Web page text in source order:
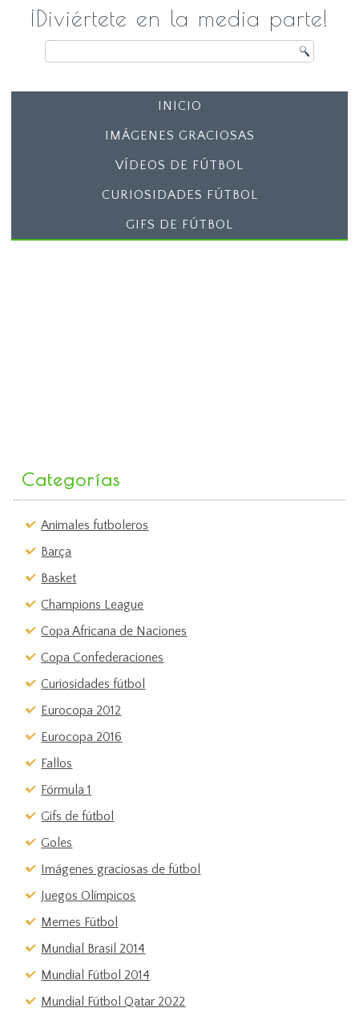
¡Diviértete en la media parte!
INICIO
IMÁGENES GRACIOSAS
VÍDEOS DE FÚTBOL
CURIOSIDADES FÚTBOL
GIFS DE FÚTBOL
Categorías
Animales futboleros
Barça
Basket
Champions League
Copa Africana de Naciones
Copa Confederaciones
Curiosidades fútbol
Eurocopa 2012
Eurocopa 2016
Fallos
Fórmula 1
Gifs de fútbol
Goles
Imágenes graciosas de fútbol
Juegos Olímpicos
Memes Fútbol
Mundial Brasil 2014
Mundial Fútbol 2014
Mundial Fútbol Qatar 2022